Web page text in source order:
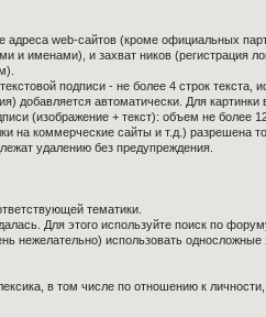
web-сайтов (кроме официальных
и именами), и захват ников
подписи - не более 4 строк
добавляется автоматически. Для
(изображение + текст): объем не более
на коммерческие сайты и т.д.) разрешена
удалению без предупреждения.
тематики.
Для этого используйте поиск по
нежелательно) использовать
в том числе по отношению к